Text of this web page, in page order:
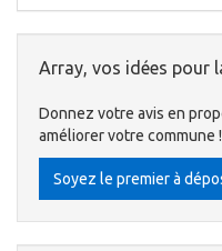
Array, vos idées pour
Donnez votre avis en
améliorer votre commune !
Soyez le premier à